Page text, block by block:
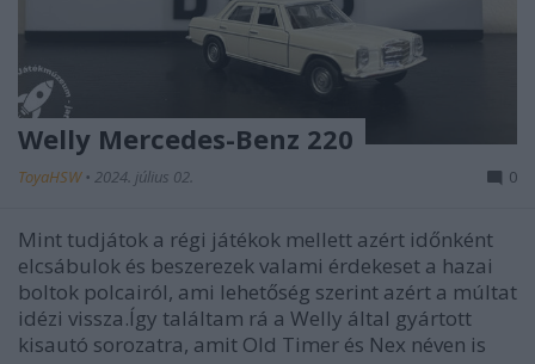
Welly Mercedes-Benz 220
ToyaHSW • 2024. július 02. 0
Mint tudjátok a régi játékok mellett azért időnként
elcsábulok és beszerezek valami érdekeset a hazai
boltok polcairól, ami lehetőség szerint azért a múltat
idézi vissza.Így találtam rá a Welly által gyártott
kisautó sorozatra, amit Old Timer és Nex néven is